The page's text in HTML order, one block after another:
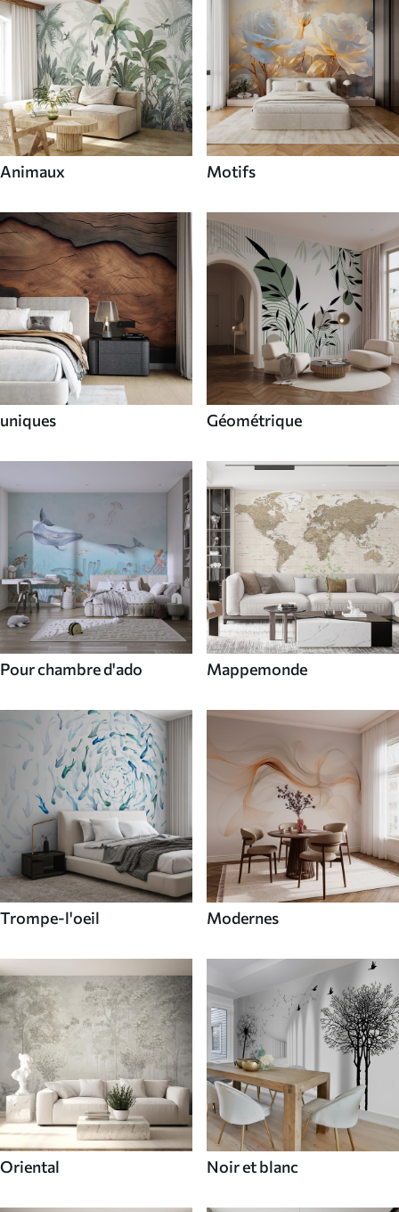
Animaux Motifs
uniques Géométrique
Pour chambre d'ado Mappemonde
Trompe-l'oeil Modernes
Oriental Noir et blanc